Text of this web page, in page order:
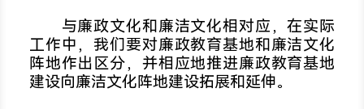
与廉政文化和廉洁文化相对应，在实际
工作中，我们要对廉政教育基地和廉洁文化
阵地作出区分，并相应地推进廉政教育基地
建设向廉洁文化阵地建设拓展和延伸。